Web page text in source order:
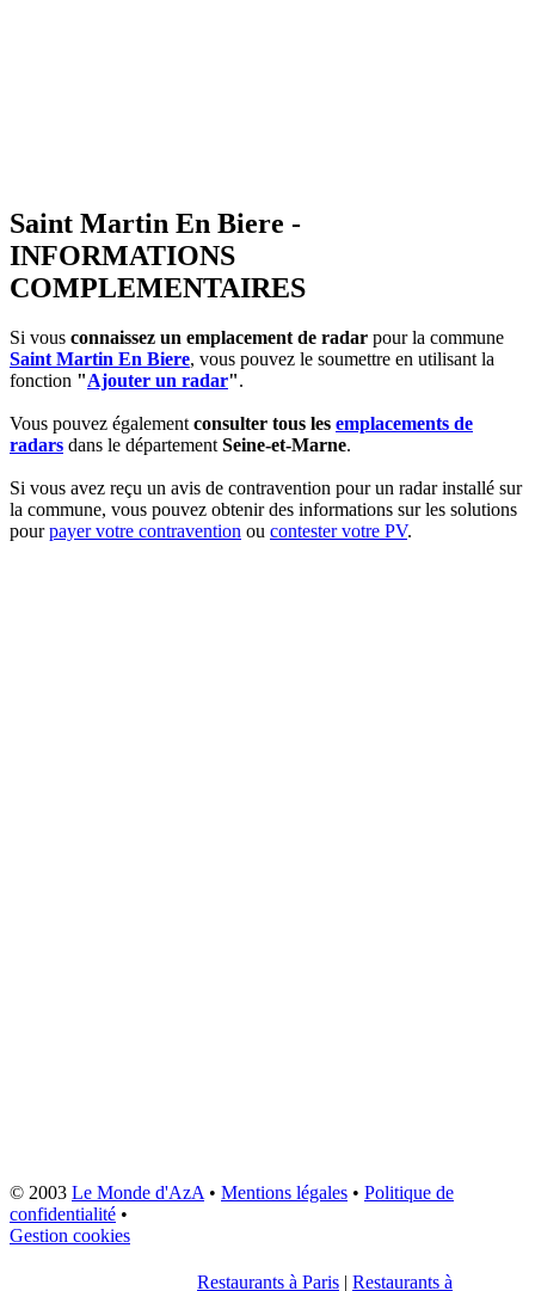
Saint Martin En Biere -
INFORMATIONS
COMPLEMENTAIRES
Si vous connaissez un emplacement de radar pour la commune
Saint Martin En Biere, vous pouvez le soumettre en utilisant la
fonction "Ajouter un radar".
Vous pouvez égalementconsulter tous les emplacements de
radars dans le départementSeine-et-Marne.
Si vous avez reçu un avis de contravention pour un radar installé sur
la commune, vous pouvez obtenir des informations sur les solutions
pourpayer votre contravention ou contester votre PV.
© 2003 Le Monde d'AzA• Mentions légales • Politique de
confidentialité •
Gestion cookies
Restaurants à Paris | Restaurants à